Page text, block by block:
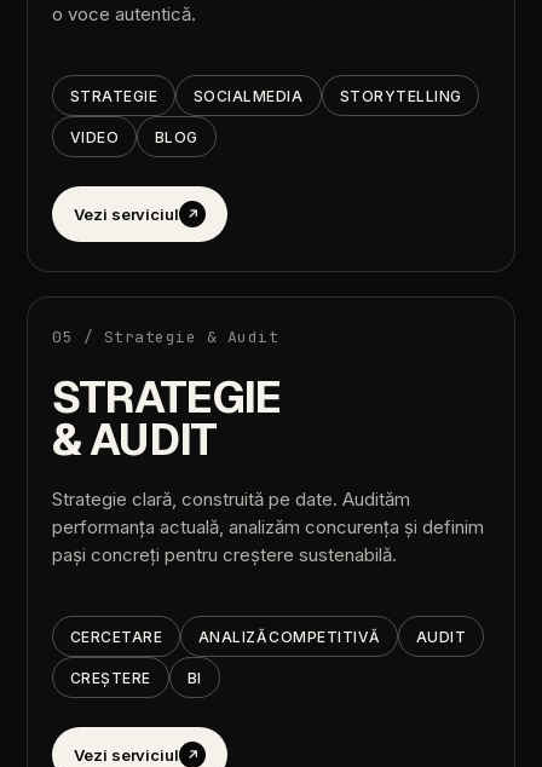
o voce autentică.
STRATEGIE SOCIALMEDIA STORYTELLING
VIDEO BLOG
Vezi serviciul ↗
05 / Strategie & Audit
STRATEGIE
&AUDIT
Strategie clară, construită pe date. Audităm
performanța actuală, analizăm concurența și definim
pași concreți pentru creștere sustenabilă.
CERCETARE ANALIZĂCOMPETITIVĂ AUDIT
CREȘTERE BI
Vezi serviciul ↗